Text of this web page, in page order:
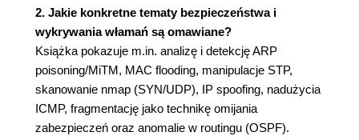
awarii i analiza z użyciem Wiresharka
Podsumowanie: jak naprawdę używać
Wiresharka w praktyce?
Użyteczne filtry
Rozdział 3. Przechwytywanie i analiza ruchu w
warstwie drugiej OSI
2. Jakie konkretne tematy bezpieczeństwa i
wykrywania włamań są omawiane?
Książka pokazuje m.in. analizę i detekcję ARP
poisoning/MiTM, MAC flooding, manipulacje STP,
skanowanie nmap (SYN/UDP), IP spoofing, nadużycia
ICMP, fragmentację jako technikę omijania
zabezpieczeń oraz anomalie w routingu (OSPF).